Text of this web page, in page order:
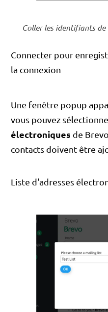
Coller les identifiants de
Connecter pour
la connexion
Une fenêtre popup
vous pouvez
électroniques de
contacts doivent être
Liste d'adresses